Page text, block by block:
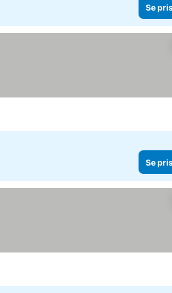
Se
Se